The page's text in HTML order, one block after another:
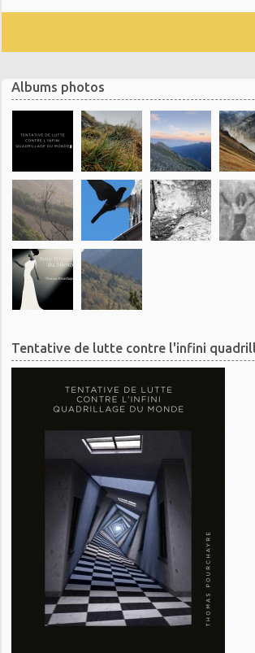
Albums photos
Tentative de lutte contre l'infini